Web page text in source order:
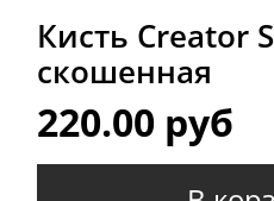
Кисть Creator
скошенная
220.00 руб